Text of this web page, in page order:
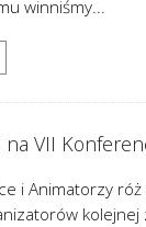
winniśmy...
VII
i Animatorzy
kolejnej